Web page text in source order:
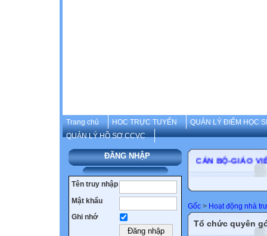
Trang chủ HOC TRỰC TUYẾN
QUẢN LÝ ĐIỂM HỌC
QUẢN LÝ HỒ SƠ CCVC
ĐĂNG NHẬP
Tên truy nhập
Mật khẩu
Ghi nhớ
CÁN BỘ-
Gốc > Hoạt động nhà
Tổ chức quyên